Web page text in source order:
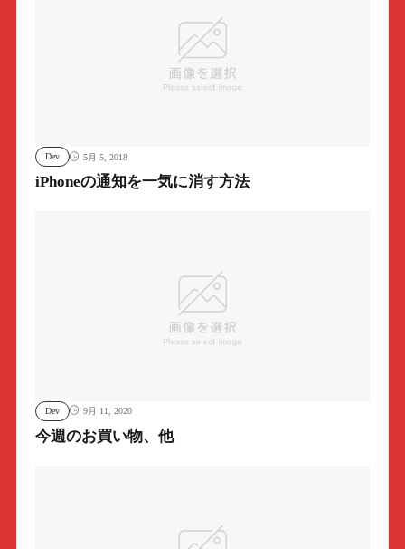
Dev 5月 5, 2018
iPhoneの通知を一気に消す方法
Dev 9月 11, 2020
今週のお買い物、他